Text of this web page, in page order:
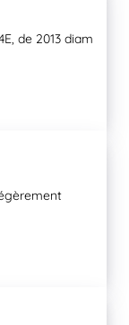
de 2013 diam